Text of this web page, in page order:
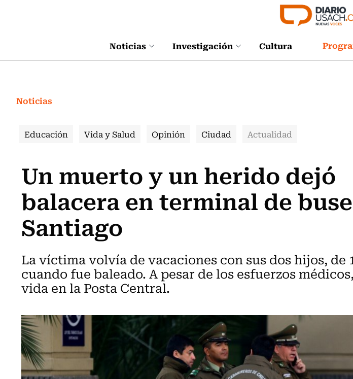
Noticias Investigación Cultura
Noticias
Educación Vida y Salud Opinión Ciudad Actualidad
Un muerto y un herido dejó
balacera en terminal de
Santiago
La víctima volvía de vacaciones con sus dos hijos, de
cuando fue baleado. A pesar de los esfuerzos
vida en la Posta Central.